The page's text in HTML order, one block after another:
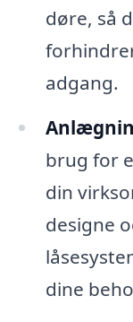
døre, så
adgang.
brug for
din
designe
dine